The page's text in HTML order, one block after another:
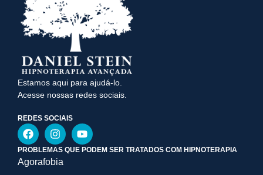
Estamos aqui para ajudá-lo.
Acesse nossas redes sociais.
REDES SOCIAIS
PROBLEMAS QUE PODEM SER TRATADOS COM HIPNOTERAPIA
Agorafobia